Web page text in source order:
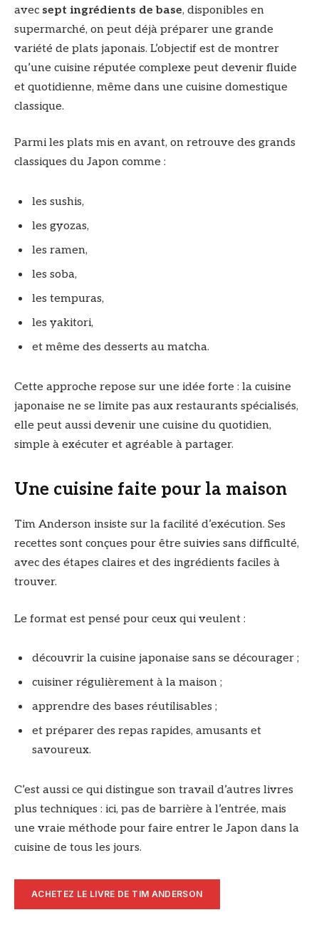
avec sept ingrédients de base, disponibles en
supermarché, on peut déjà préparer une grande
variété de plats japonais. L’objectif est de montrer
qu’une cuisine réputée complexe peut devenir fluide
et quotidienne, même dans une cuisine domestique
classique.
Parmi les plats mis en avant, on retrouve des grands
classiques du Japon comme :
les sushis,
les gyozas,
les ramen,
les soba,
les tempuras,
les yakitori,
et même des desserts au matcha.
Cette approche repose sur une idée forte : la cuisine
japonaise ne se limite pas aux restaurants spécialisés,
elle peut aussi devenir une cuisine du quotidien,
simple à exécuter et agréable à partager.
Une cuisine faite pour la maison
Tim Anderson insiste sur la facilité d’exécution. Ses
recettes sont conçues pour être suivies sans difficulté,
avec des étapes claires et des ingrédients faciles à
trouver.
Le format est pensé pour ceux qui veulent :
découvrir la cuisine japonaise sans se décourager ;
cuisiner régulièrement à la maison ;
apprendre des bases réutilisables ;
et préparer des repas rapides, amusants et
savoureux.
C’est aussi ce qui distingue son travail d’autres livres
plus techniques : ici, pas de barrière à l’entrée, mais
une vraie méthode pour faire entrer le Japon dans la
cuisine de tous les jours.
ACHETEZ LE LIVRE DE TIM ANDERSON